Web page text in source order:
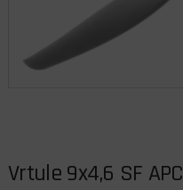
Vrtule 9x4,6 SF APC